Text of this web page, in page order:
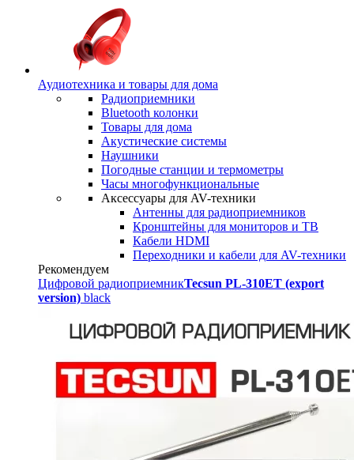
Аудиотехника и товары для дома
Радиоприемники
Bluetooth колонки
Товары для дома
Акустические системы
Наушники
Погодные станции и термометры
Часы многофункциональные
Аксессуары для AV-техники
Антенны для радиоприемников
Кронштейны для мониторов и ТВ
Кабели HDMI
Переходники и кабели для AV-техники
Рекомендуем
Цифровой радиоприемникTecsun PL-310ET (export
version) black